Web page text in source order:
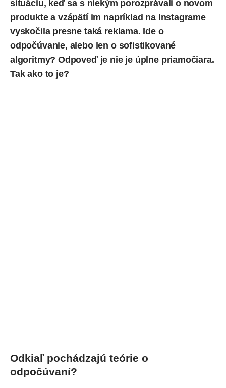
situáciu, keď sa s niekým porozprávali o novom
produkte a vzápätí im napríklad na Instagrame
vyskočila presne taká reklama. Ide o
odpočúvanie, alebo len o sofistikované
algoritmy? Odpoveď je nie je úplne priamočiara.
Tak ako to je?
Odkiaľ pochádzajú teórie o
odpočúvaní?